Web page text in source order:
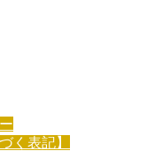
く表記】